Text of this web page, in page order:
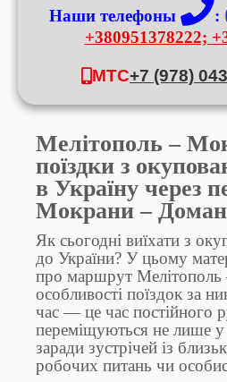
Наши телефоны :
+380951378222;
МТС+7 (978)
Мелітополь –
поїздки з
в Україну через
Мокрани –
Як сьогодні виїхати з
до України? У цьому
про маршрут
особливості поїздок за
час — це час постійного
переміщуються не лише у
заради зустрічей із
робочих питань чи